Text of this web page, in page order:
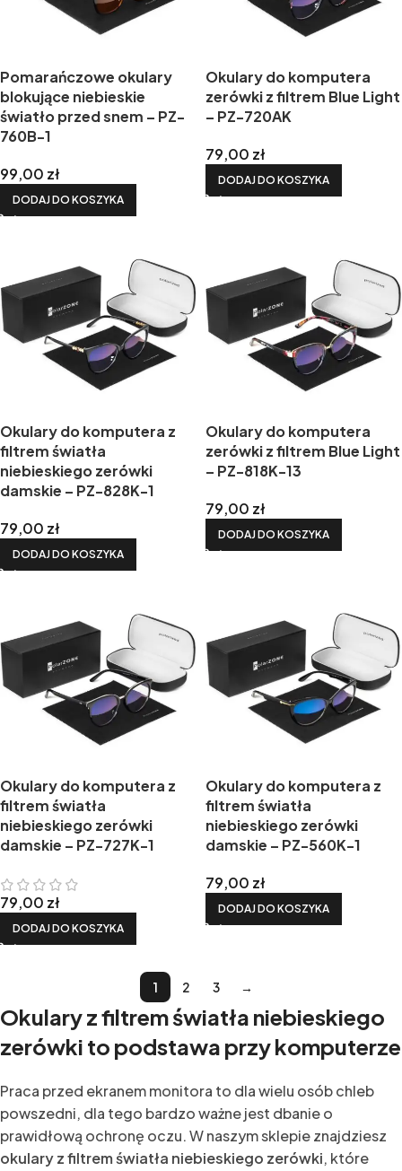
Pomarańczowe okulary
blokujące niebieskie
światło przed snem – PZ-
760B-1
99,00 zł
DODAJ DO KOSZYKA
Okulary do komputera
zerówki z filtrem Blue Light
– PZ-720AK
79,00 zł
DODAJ DO KOSZYKA
Okulary do komputera z
filtrem światła
niebieskiego zerówki
damskie – PZ-828K-1
79,00 zł
DODAJ DO KOSZYKA
Okulary do komputera
zerówki z filtrem Blue Light
– PZ-818K-13
79,00 zł
DODAJ DO KOSZYKA
Okulary do komputera z
filtrem światła
niebieskiego zerówki
damskie – PZ-727K-1
79,00 zł
DODAJ DO KOSZYKA
Okulary do komputera z
filtrem światła
niebieskiego zerówki
damskie – PZ-560K-1
79,00 zł
DODAJ DO KOSZYKA
1 2 3 →
Okulary z filtrem światła niebieskiego
zerówki to podstawa przy komputerze
Praca przed ekranem monitora to dla wielu osób chleb
powszedni, dla tego bardzo ważne jest dbanie o
prawidłową ochronę oczu. W naszym sklepie znajdziesz
okulary z filtrem światła niebieskiego zerówki, które